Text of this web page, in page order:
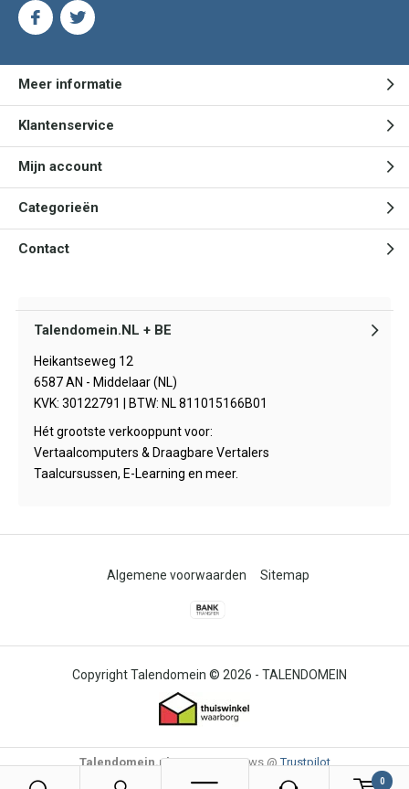
0
Meer informatie
Klantenservice
Mijn account
Categorieën
Contact
Talendomein.NL + BE
Heikantseweg 12
6587 AN - Middelaar (NL)
KVK: 30122791 | BTW: NL 811015166B01
Hét grootste verkooppunt voor:
Vertaalcomputers & Draagbare Vertalers
Taalcursussen, E-Learning en meer.
© 2026 - TALENDOMEIN
Algemene voorwaarden Sitemap
Talendomein.nl4,6/-85Reviews @Trustpilot